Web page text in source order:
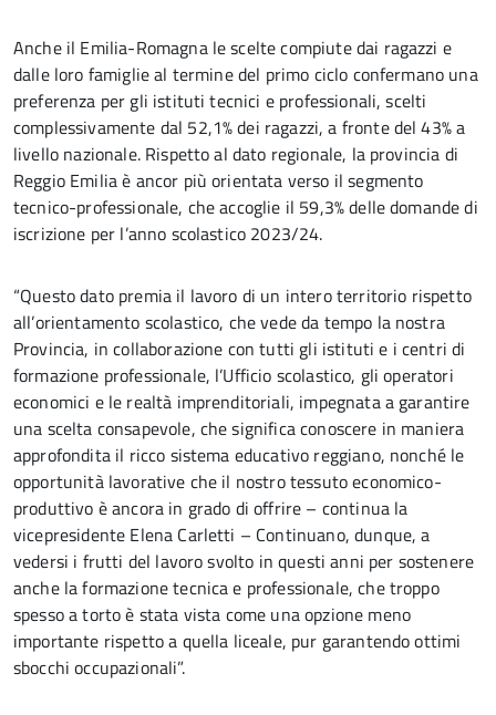
Anche il Emilia-Romagna le scelte compiute dai ragazzi e
dalle loro famiglie al termine del primo ciclo confermano una
preferenza per gli istituti tecnici e professionali, scelti
complessivamente dal 52,1% dei ragazzi, a fronte del 43% a
livello nazionale. Rispetto al dato regionale, la provincia di
Reggio Emilia è ancor più orientata verso il segmento
tecnico-professionale, che accoglie il 59,3% delle domande di
iscrizione per l’anno scolastico 2023/24.
“Questo dato premia il lavoro di un intero territorio rispetto
all’orientamento scolastico, che vede da tempo la nostra
Provincia, in collaborazione con tutti gli istituti e i centri di
formazione professionale, l’Ufficio scolastico, gli operatori
economici e le realtà imprenditoriali, impegnata a garantire
una scelta consapevole, che significa conoscere in maniera
approfondita il ricco sistema educativo reggiano, nonché le
opportunità lavorative che il nostro tessuto economico-
produttivo è ancora in grado di offrire – continua la
vicepresidente Elena Carletti – Continuano, dunque, a
vedersi i frutti del lavoro svolto in questi anni per sostenere
anche la formazione tecnica e professionale, che troppo
spesso a torto è stata vista come una opzione meno
importante rispetto a quella liceale, pur garantendo ottimi
sbocchi occupazionali”.